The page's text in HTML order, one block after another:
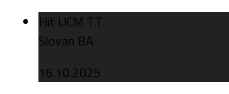
Hit UCM TT
Slovan BA
16.10.2025